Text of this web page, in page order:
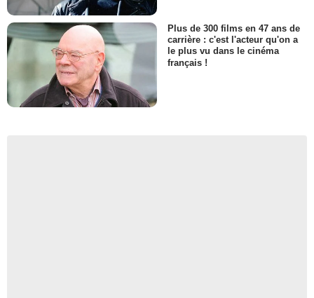
Plus de 300 films en 47 ans de
carrière : c'est l'acteur qu'on a
le plus vu dans le cinéma
français !